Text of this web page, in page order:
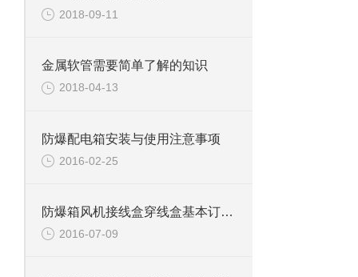
2018-09-11
金属软管需要简单了解的知识
2018-04-13
防爆配电箱安装与使用注意事项
2016-02-25
防爆箱风机接线盒穿线盒基本订货须知
2016-07-09